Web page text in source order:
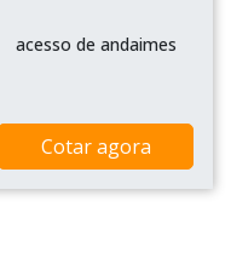
acesso de andaimes
Cotar agora